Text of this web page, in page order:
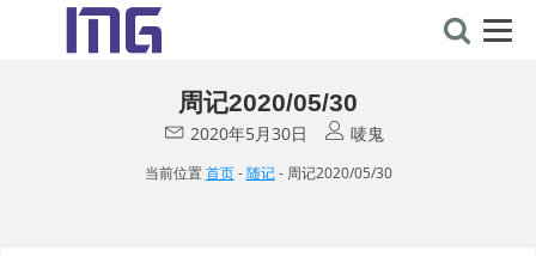
周记2020/05/30
2020年5月30日 唛鬼
当前位置 首页-随记- 周记2020/05/30